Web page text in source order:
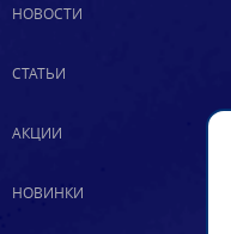
НОВОСТИ
СТАТЬИ
АКЦИИ
НОВИНКИ